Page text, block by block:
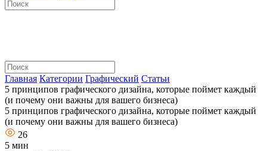
Главная Категории Графический Статьи
5 принципов графического дизайна, которые поймет каждый
(и почему они важны для вашего бизнеса)
5 принципов графического дизайна, которые поймет каждый
(и почему они важны для вашего бизнеса)
26
5 мин